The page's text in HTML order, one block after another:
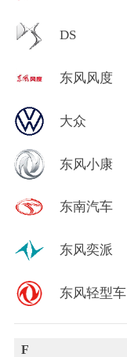
DS
东风风度
大众
东风小康
东南汽车
东风奕派
东风轻型车
F